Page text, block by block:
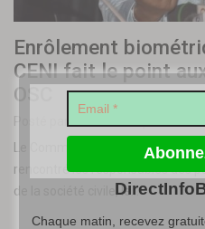
Enrôlement
CENI fait le point
OSC
Le Commission électorale
rencontré les responsables des
de la société civile, le…
Chaque matin, recevez